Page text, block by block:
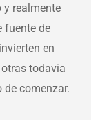
y realmente
fuente de
en
todavia
de comenzar.